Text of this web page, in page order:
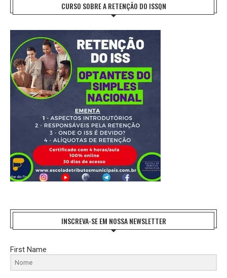
CURSO SOBRE A RETENÇÃO DO ISSQN
INSCREVA-SE EM NOSSA NEWSLETTER
First Name